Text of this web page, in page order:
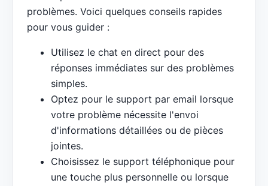
problèmes. Voici quelques conseils rapides
pour vous guider :
Utilisez le chat en direct pour des
réponses immédiates sur des problèmes
simples.
Optez pour le support par email lorsque
votre problème nécessite l'envoi
d'informations détaillées ou de pièces
jointes.
Choisissez le support téléphonique pour
une touche plus personnelle ou lorsque